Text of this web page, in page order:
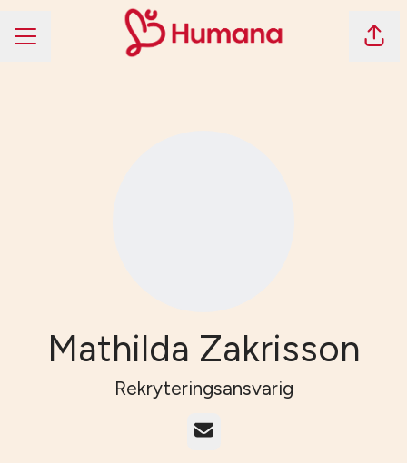
KARRIÄRMENY Dela
Mathilda Zakrisson
Rekryteringsansvarig
E-post